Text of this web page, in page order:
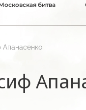
битва
Апанасенко